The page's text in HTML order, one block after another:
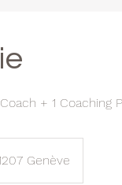
+ 1 Coaching
Genève